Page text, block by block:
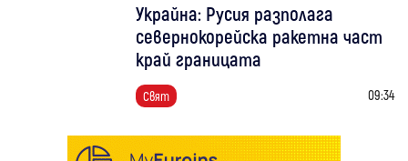
Украйна: Русия разполага
севернокорейска ракетна част
край границата
Свят 09:34